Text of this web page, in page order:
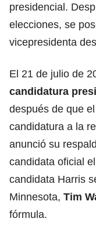
presidencial.
elecciones, se
vicepresidenta
El 21 de julio de
candidatura
después de que
candidatura a la
anunció su
candidata oficial
candidata Harris
Minnesota, Tim
fórmula.